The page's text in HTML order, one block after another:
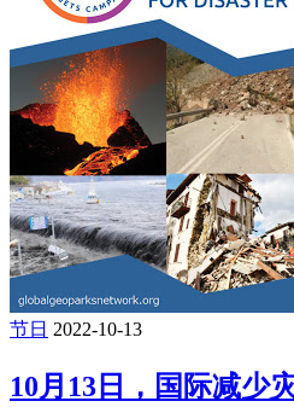
节日 2022-10-13
10月13日，国际减少